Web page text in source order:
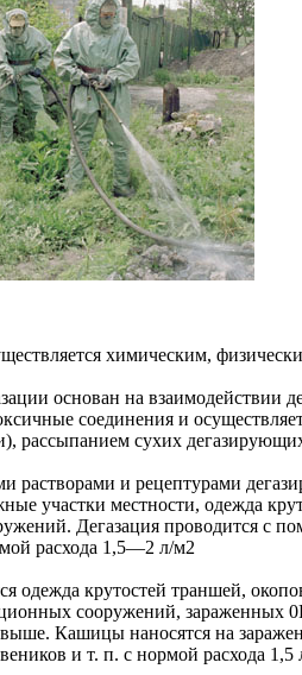
химическим,
основан на взаимодействии
соединения и
рассыпанием сухих
растворами и рецептурами
участки местности, одежда
Дегазация проводится с
расхода 1,5—2 л/м2
одежда крутостей траншей,
сооружений, зараженных
Кашицы наносятся на
и т. п. с нормой расхода 1,5